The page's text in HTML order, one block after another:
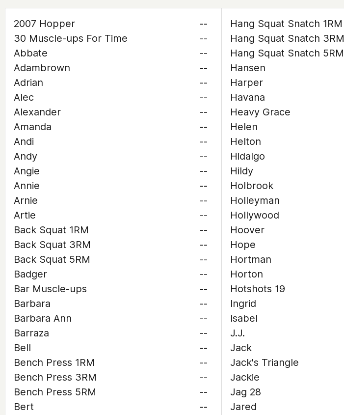
2007 Hopper
--
30 Muscle-ups For Time
--
Abbate
--
Adambrown
--
Adrian
--
Alec
--
Alexander
--
Amanda
--
Andi
--
Andy
--
Angie
--
Annie
--
Arnie
--
Artie
--
Back Squat 1RM
--
Back Squat 3RM
--
Back Squat 5RM
--
Badger
--
Bar Muscle-ups
--
Barbara
--
Barbara Ann
--
Barraza
--
Bell
--
Bench Press 1RM
--
Bench Press 3RM
--
Bench Press 5RM
--
Bert
--
Hang Squat Snatch 1RM
Hang Squat Snatch 3RM
Hang Squat Snatch 5RM
Hansen
Harper
Havana
Heavy Grace
Helen
Helton
Hidalgo
Hildy
Holbrook
Holleyman
Hollywood
Hoover
Hope
Hortman
Horton
Hotshots 19
Ingrid
Isabel
J.J.
Jack
Jack's Triangle
Jackie
Jag 28
Jared